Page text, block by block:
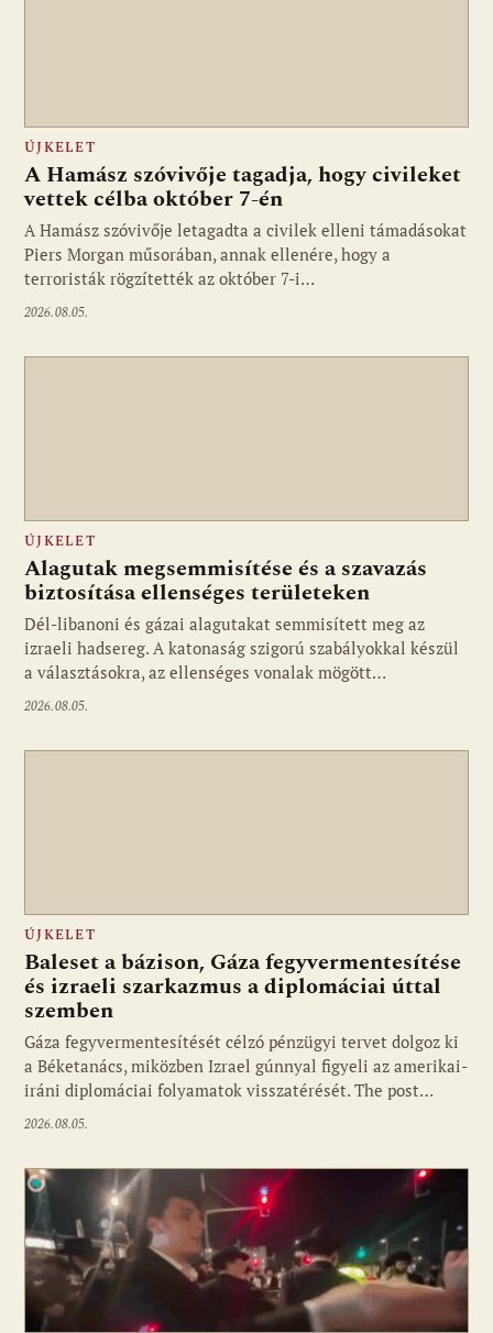
ÚJKELET
A Hamász szóvivője tagadja, hogy civileket
vettek célba október 7-én
A Hamász szóvivője letagadta a civilek elleni támadásokat
Piers Morgan műsorában, annak ellenére, hogy a
terroristák rögzítették az október 7-i…
2026.08.05.
ÚJKELET
Alagutak megsemmisítése és a szavazás
biztosítása ellenséges területeken
Dél-libanoni és gázai alagutakat semmisített meg az
izraeli hadsereg. A katonaság szigorú szabályokkal készül
a választásokra, az ellenséges vonalak mögött…
2026.08.05.
ÚJKELET
Baleset a bázison, Gáza fegyvermentesítése
és izraeli szarkazmus a diplomáciai úttal
szemben
Gáza fegyvermentesítését célzó pénzügyi tervet dolgoz ki
a Béketanács, miközben Izrael gúnnyal figyeli az amerikai-
iráni diplomáciai folyamatok visszatérését. The post…
2026.08.05.